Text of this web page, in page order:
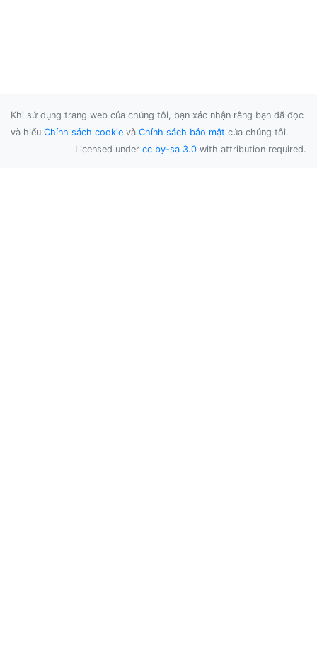
Khi sử dụng trang web của chúng tôi, bạn xác nhận rằng bạn đã đọc
và hiểu Chính sách cookie và Chính sách bảo mật của chúng tôi.
Licensed under cc by-sa 3.0 with attribution required.